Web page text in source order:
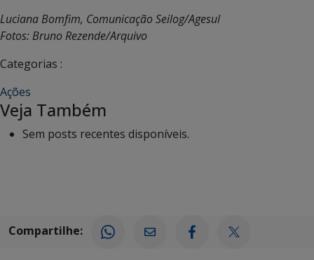
Luciana Bomfim, Comunicação Seilog/Agesul
Fotos: Bruno Rezende/Arquivo
Categorias :
Ações
Veja Também
Sem posts recentes disponíveis.
Compartilhe: